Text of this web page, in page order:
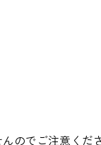
のでご注意くださ